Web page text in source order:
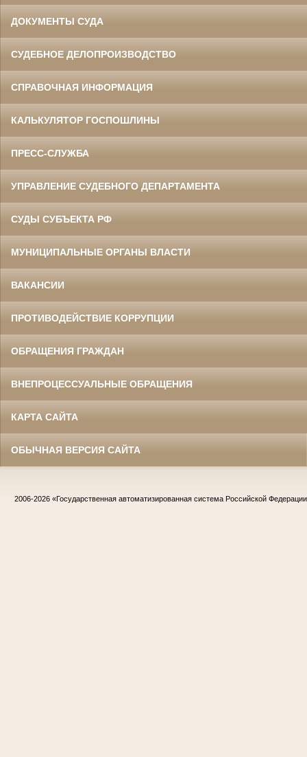
ДОКУМЕНТЫ СУДА
СУДЕБНОЕ ДЕЛОПРОИЗВОДСТВО
СПРАВОЧНАЯ ИНФОРМАЦИЯ
КАЛЬКУЛЯТОР ГОСПОШЛИНЫ
ПРЕСС-СЛУЖБА
УПРАВЛЕНИЕ СУДЕБНОГО ДЕПАРТАМЕНТА
СУДЫ СУБЪЕКТА РФ
МУНИЦИПАЛЬНЫЕ ОРГАНЫ ВЛАСТИ
ВАКАНСИИ
ПРОТИВОДЕЙСТВИЕ КОРРУПЦИИ
ОБРАЩЕНИЯ ГРАЖДАН
ВНЕПРОЦЕССУАЛЬНЫЕ ОБРАЩЕНИЯ
КАРТА САЙТА
ОБЫЧНАЯ ВЕРСИЯ САЙТА
2006-2026 «Государственная автоматизированная система Российской